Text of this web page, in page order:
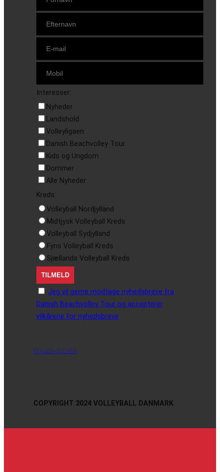
Interesser:
Nyheder
Landshold
Volleyligaen
Danish Beachvolley Tour
Kids og Ungdom
Dommer
Alle Nyheder
Kreds:
Volleyball Nordjylland
Midtjysk Volleyball Kreds
Volleyball Sydjylland
Fyns Volleyball Kreds
Sjællands Volleyball Kreds
Jeg vil gerne modtage nyhedsbreve fra
Danish Beachvolley Tour og accepterer
vilkårene for nyhedsbreve
Privatlivspolitik
COPYRIGHT 2024 VOLLEYBALL DANMARK